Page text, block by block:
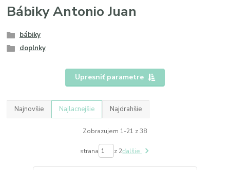
Bábiky Antonio Juan
bábiky
doplnky
Upresniť parametre
Najnovšie Najlacnejšie Najdrahšie
Zobrazujem 1-21 z 38
strana z 2ďalšie